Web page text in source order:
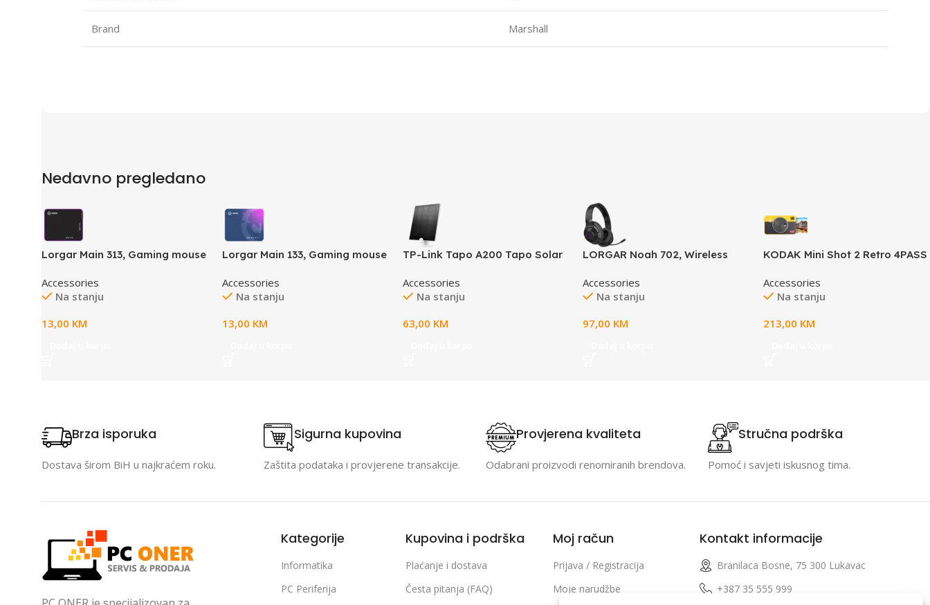
Brand Marshall
Nedavno pregledano
Lorgar Main 313, Gaming mouse
Purple anti-slip rubber base,
size: 360mm x 300mm x 3mm,
Accessories
Na stanju
13,00 KM
Lorgar Main 133, Gaming mouse
Purple anti-slip rubber base,
size: 360mm x 300mm x 3mm,
Accessories
Na stanju
13,00 KM
TP-Link Tapo A200 Tapo Solar
Power, Works with Tapo
battery-powered cameras
Tapo C400), 4m Charging
Accessories
Na stanju
63,00 KM
LORGAR Noah 702, Wireless
Accessories
Na stanju
97,00 KM
KODAK Mini Shot 2 Retro 4PASS
and Photo Printer
Accessories
Na stanju
213,00 KM
Brza isporuka
Dostava širom BiH u najkraćem roku.
Sigurna kupovina
Zaštita podataka i provjerene transakcije.
Provjerena kvaliteta
Odabrani proizvodi renomiranih brendova.
Stručna podrška
Pomoć i savjeti iskusnog tima.
Kategorije
Informatika
PC Periferija
Kupovina i podrška
Plaćanje i dostava
Česta pitanja (FAQ)
Moj račun
Prijava / Registracija
Moje narudžbe
Kontakt informacije
Branilaca Bosne, 75 300 Lukavac
+387 35 555 999